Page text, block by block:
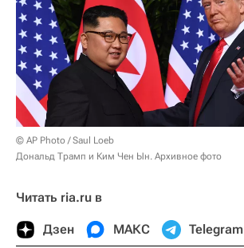
© AP Photo / Saul Loeb
Дональд Трамп и Ким Чен Ын. Архивное фото
Читать ria.ru в
Дзен МАКС Telegram